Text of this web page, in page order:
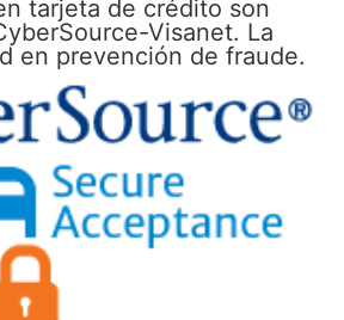
tarjeta de crédito son
Visanet. La
en prevención de fraude.